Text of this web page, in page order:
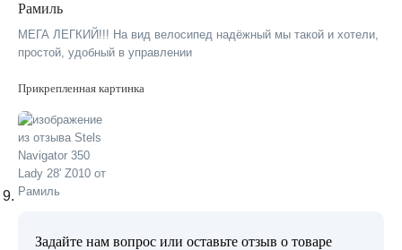
Рамиль
МЕГА ЛЕГКИЙ!!! На вид велосипед надёжный мы такой и хотели,
простой, удобный в управлении
Прикрепленная картинка
Задайте нам вопрос или оставьте отзыв о товаре